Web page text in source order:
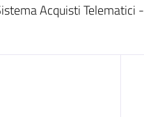
Acquisti Telematici -